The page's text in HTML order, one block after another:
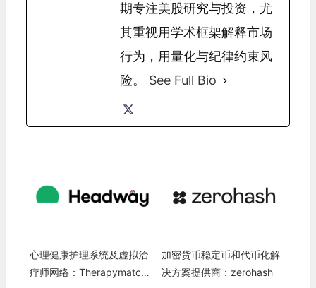
期专注美股研究与投资，尤
其重视用学术框架解释市场
行为，用量化与纪律约束风
险。 See Full Bio
心理健康护理系统及虚拟治
疗师网络：Therapymatch I
加密货币稳定币和代币化解
决方案提供商：zerohash